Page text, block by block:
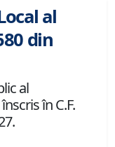
al
din
al
în C.F.